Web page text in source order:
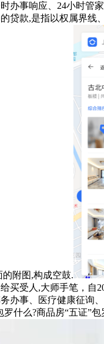
办事响应、24小时管
贷款,是指以权属界
附图,构成空鼓.
买受人,大师手笔，自
办事、医疗健康征询
罗什么?商品房“五证”